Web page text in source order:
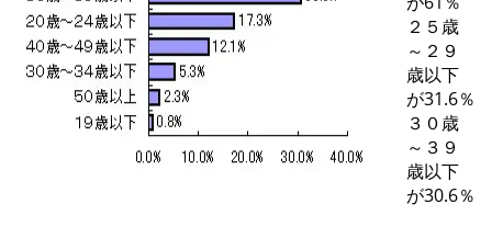
２５歳
～２９
歳以下
が31.6％
３０歳
～３９
歳以下
が30.6％